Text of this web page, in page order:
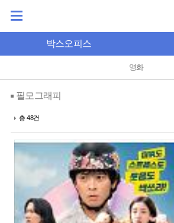
박스오피스
영화
필모그래피
총 48건